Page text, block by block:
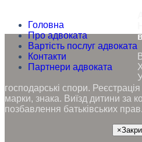
Головна
Про адвоката
Вартість послуг адвоката
Контакти
Партнери адвоката
господарські спори.
марки, знака. Виїзд дитини за
позбавлення батьківських прав.
×